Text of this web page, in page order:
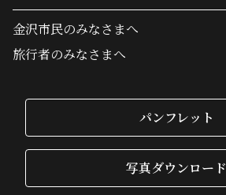
金沢市民のみなさまへ
旅行者のみなさまへ
パンフレット
写真ダウンロード